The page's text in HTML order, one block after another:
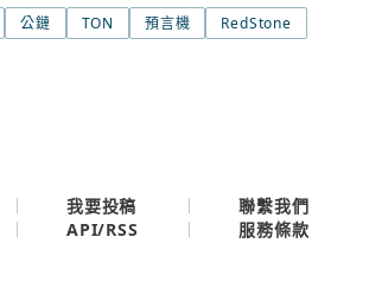
公鏈 TON 預言機 RedStone
我要投稿
聯繫我們
API/RSS 服務條款